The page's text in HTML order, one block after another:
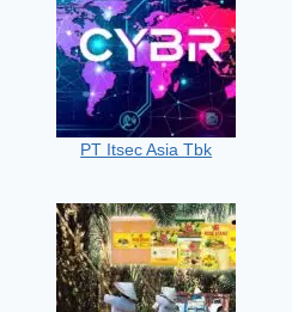
PT Itsec Asia Tbk